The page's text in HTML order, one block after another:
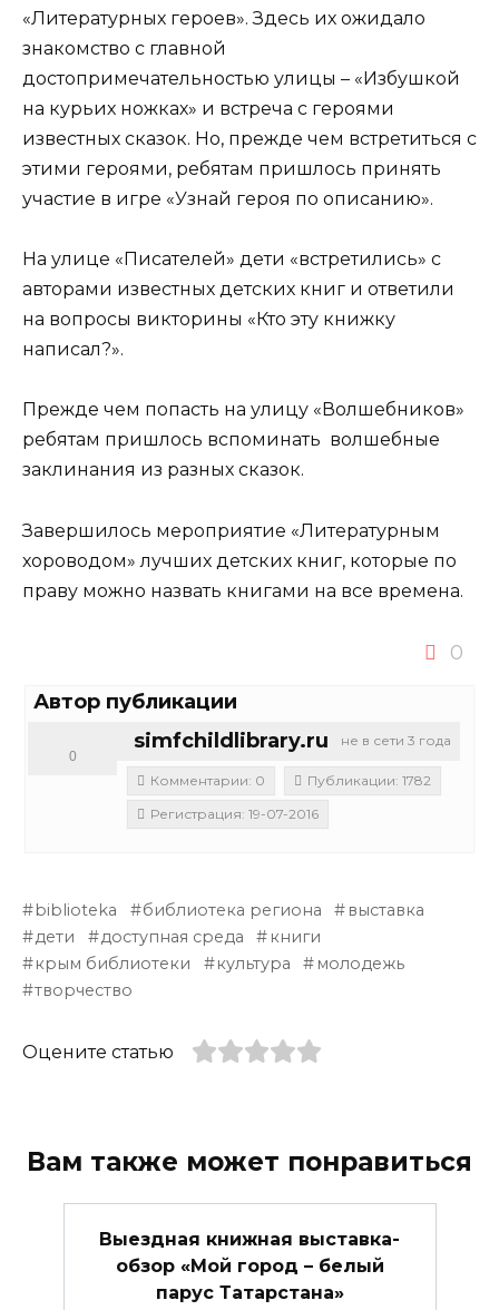
«Литературных героев». Здесь их ожидало
знакомство с главной
достопримечательностью улицы – «Избушкой
на курьих ножках» и встреча с героями
известных сказок. Но, прежде чем встретиться с
этими героями, ребятам пришлось принять
участие в игре «Узнай героя по описанию».
На улице «Писателей» дети «встретились» с
авторами известных детских книг и ответили
на вопросы викторины «Кто эту книжку
написал?».
Прежде чем попасть на улицу «Волшебников»
ребятам пришлось вспоминать волшебные
заклинания из разных сказок.
Завершилось мероприятие «Литературным
хороводом» лучших детских книг, которые по
праву можно назвать книгами на все времена.
0
Автор публикации
не в сети 3 года
simfchildlibrary.ru
0
Комментарии: 0
Публикации: 1782
Регистрация: 19-07-2016
biblioteka библиотека региона
выставка
дети
доступная среда
книги
крым библиотеки
культура
молодежь
творчество
Оцените статью
Вам также может понравиться
Выездная книжная выставка-
обзор «Мой город – белый
парус Татарстана»